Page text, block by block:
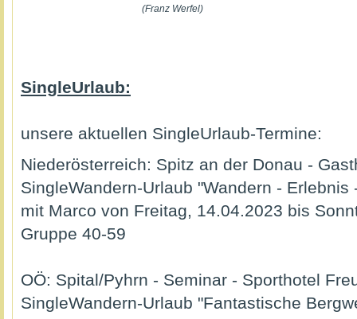
(Franz Werfel)
SingleUrlaub:
unsere aktuellen SingleUrlaub-Termine:
Niederösterreich: Spitz an der Donau -
SingleWandern-Urlaub "Wandern - Erlebnis
mit Marco von Freitag, 14.04.2023 bis
Gruppe 40-59
OÖ: Spital/Pyhrn - Seminar - Sporthotel
SingleWandern-Urlaub "Fantastische